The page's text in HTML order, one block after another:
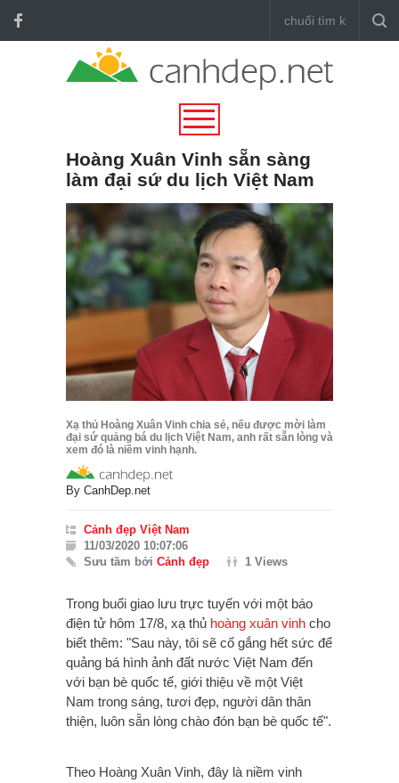
Hoàng Xuân Vinh sẵn sàng
làm đại sứ du lịch Việt Nam
Xạ thủ Hoàng Xuân Vinh chia sẻ, nếu được mời làm
đại sứ quảng bá du lịch Việt Nam, anh rất sẵn lòng và
xem đó là niềm vinh hạnh.
By CanhDep.net
Cảnh đẹp Việt Nam
11/03/2020 10:07:06
Sưu tầm bởi Cảnh đẹp 1 Views
Trong buổi giao lưu trực tuyến với một báo
điện tử hôm 17/8, xạ thủ hoàng xuân vinh cho
biết thêm: "Sau này, tôi sẽ cố gắng hết sức để
quảng bá hình ảnh đất nước Việt Nam đến
với bạn bè quốc tế, giới thiệu về một Việt
Nam trong sáng, tươi đẹp, người dân thân
thiện, luôn sẵn lòng chào đón bạn bè quốc tế".
Theo Hoàng Xuân Vinh, đây là niềm vinh